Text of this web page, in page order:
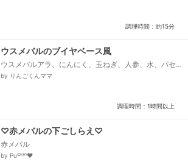
調理時間：約15分
ウスメバルのブイヤベース風
ウスメバルアラ、にんにく、玉ねぎ、人参、水、パセ
リ、トマトピュレ、ムール貝(冷凍)、塩コショウ
by りんごくんママ
調理時間：1時間以上
♡赤メバルの下ごしらえ♡
赤メバル
by Puᒼᑋªⁿ♥︎